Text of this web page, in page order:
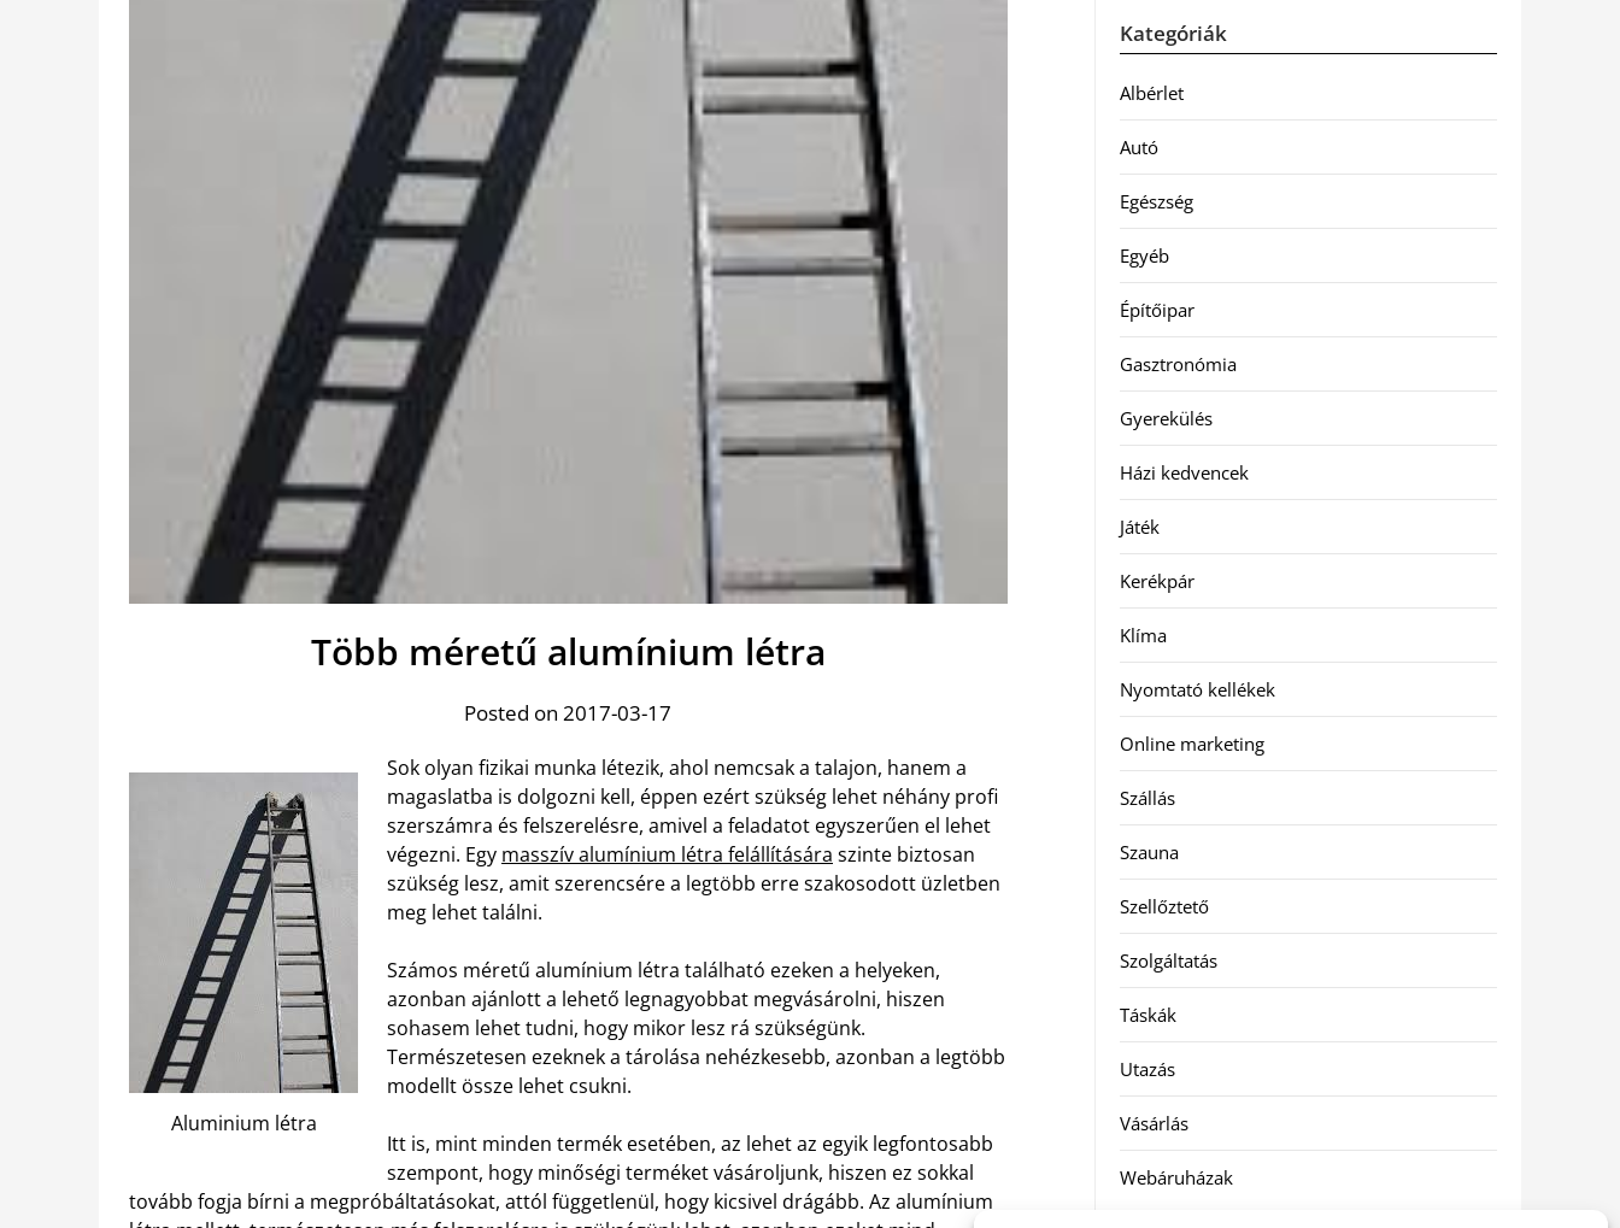
Több méretű alumínium létra
Posted on 2017-03-17
Aluminium létra
Sok olyan fizikai munka létezik, ahol nemcsak a talajon, hanem a
magaslatba is dolgozni kell, éppen ezért szükség lehet néhány profi
szerszámra és felszerelésre, amivel a feladatot egyszerűen el lehet
végezni. Egy masszív alumínium létra felállítására szinte biztosan
szükség lesz, amit szerencsére a legtöbb erre szakosodott üzletben
meg lehet találni.
Számos méretű alumínium létra található ezeken a helyeken,
azonban ajánlott a lehető legnagyobbat megvásárolni, hiszen
sohasem lehet tudni, hogy mikor lesz rá szükségünk.
Természetesen ezeknek a tárolása nehézkesebb, azonban a legtöbb
modellt össze lehet csukni.
Itt is, mint minden termék esetében, az lehet az egyik legfontosabb
szempont, hogy minőségi terméket vásároljunk, hiszen ez sokkal
tovább fogja bírni a megpróbáltatásokat, attól függetlenül, hogy kicsivel drágább. Az alumínium
Kategóriák
Albérlet
Autó
Egészség
Egyéb
Építőipar
Gasztronómia
Gyerekülés
Házi kedvencek
Játék
Kerékpár
Klíma
Nyomtató kellékek
Online marketing
Szállás
Szauna
Szellőztető
Szolgáltatás
Táskák
Utazás
Vásárlás
Webáruházak